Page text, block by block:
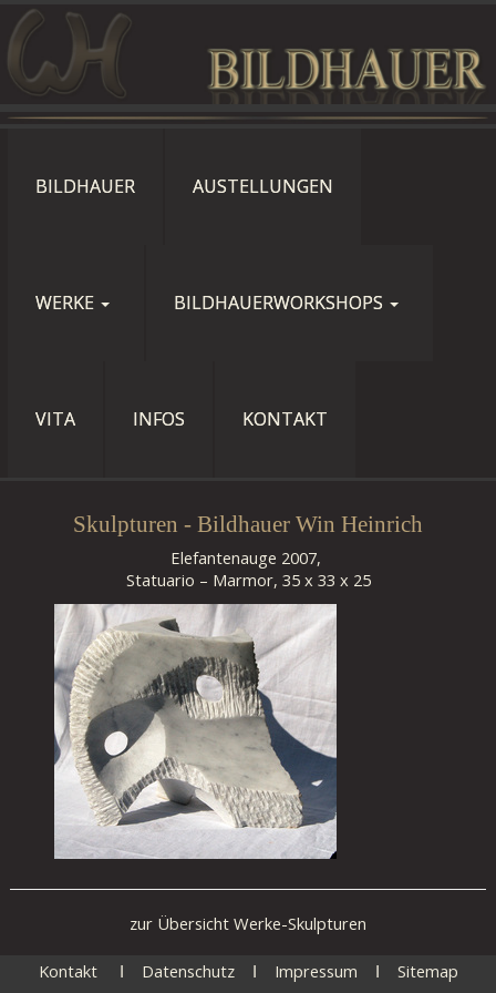
BILDHAUER AUSTELLUNGEN
WERKE BILDHAUERWORKSHOPS
VITA INFOS KONTAKT
Skulpturen - Bildhauer Win Heinrich
Elefantenauge 2007,
Statuario – Marmor, 35 x 33 x 25
zur Übersicht Werke-Skulpturen
Kontakt Datenschutz Impressum Sitemap